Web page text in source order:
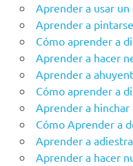
Aprender a usar
Aprender a
Cómo aprender a
Aprender a hacer
Aprender a
Cómo aprender a
Aprender a
Cómo Aprender a
Aprender a
Aprender a hacer